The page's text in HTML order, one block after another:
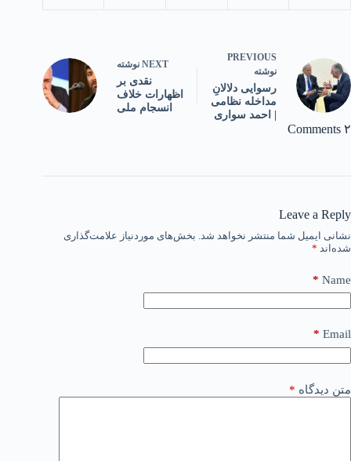
PREVIOUS
نوشته
رسوایی دلالانِ
مداخله نظامی
| احمد سواری
NEXT نوشته
نقدی بر
اظهارات خلاف
انسجام ملی
۲ Comments
Leave a Reply
نشانی ایمیل شما منتشر نخواهد شد. بخش‌های موردنیاز علامت‌گذاری
شده‌اند *
Name
*
Email
*
متن دیدگاه *